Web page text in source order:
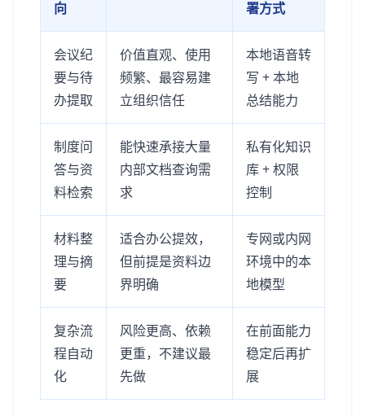
向
署方式
会议纪
要与待
办提取
价值直观、使用
频繁、最容易建
立组织信任
本地语音转
写 + 本地
总结能力
制度问
答与资
料检索
能快速承接大量
内部文档查询需
求
私有化知识
库 + 权限
控制
材料整
理与摘
要
适合办公提效，
但前提是资料边
界明确
专网或内网
环境中的本
地模型
复杂流
程自动
化
风险更高、依赖
更重，不建议最
先做
在前面能力
稳定后再扩
展